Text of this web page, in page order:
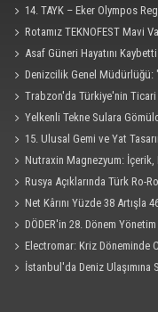
14. TAYK – Eker Olympos
Rotamız TEKNOFEST Mavi
Asaf Güneri Hayatını Kaybetti
Denizcilik Genel Müdürlüğü:
Saldırısına Uğradı"
Trabzon'da Türkiye'nin Ticari
Yelkenli Tekne Sulara
15. Ulusal Gemi ve Yat
Uzatıldı
Nutraxin Magnezyum:
Rusya Açıklarında Türk Ro-
Net Kârını Yüzde 38 Artışla
DÖDER'in 28. Dönem
Electromar: Kriz Döneminde
İstanbul'da Deniz